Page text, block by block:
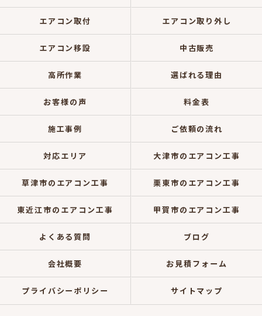
エアコン取付 エアコン取り外し
エアコン移設 中古販売
高所作業 選ばれる理由
お客様の声 料金表
施工事例 ご依頼の流れ
対応エリア 大津市のエアコン工事
草津市のエアコン工事 栗東市のエアコン工事
東近江市のエアコン工事 甲賀市のエアコン工事
よくある質問 ブログ
会社概要 お見積フォーム
プライバシーポリシー サイトマップ